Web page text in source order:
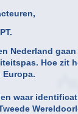
Nederland
Hoe zit
waar